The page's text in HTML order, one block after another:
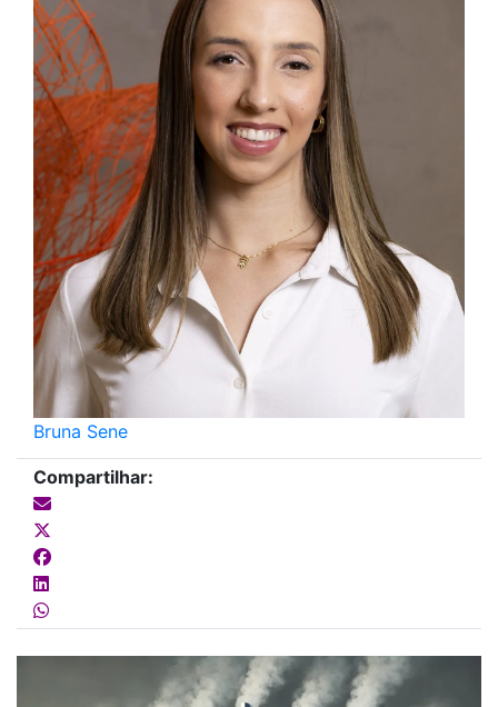
Bruna Sene
Compartilhar: